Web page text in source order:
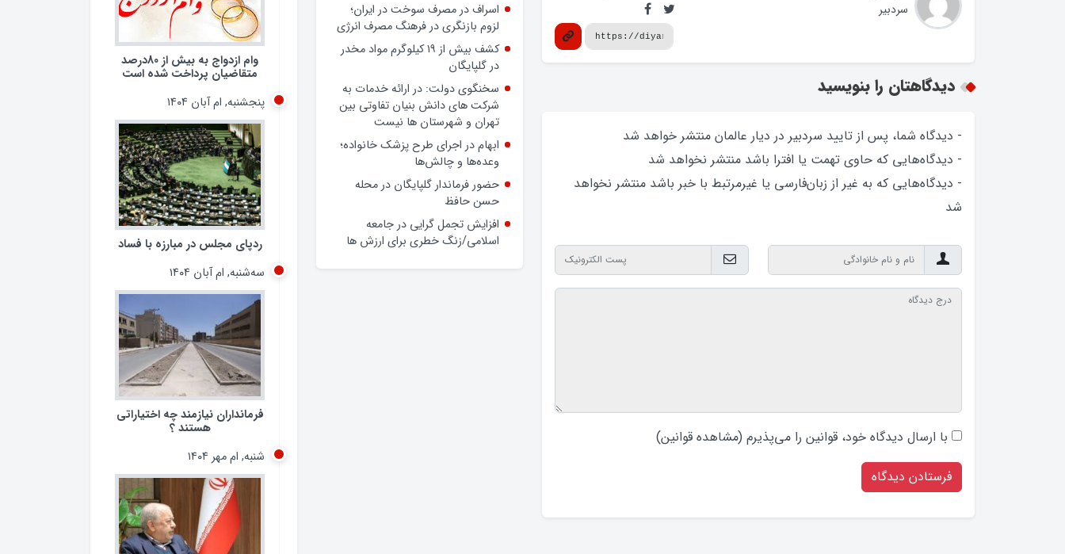
سردبیر
دیدگاهتان را بنویسید
- دیدگاه شما، پس از تایید سردبیر در دیار عالمان منتشر خواهد‌ شد
- دیدگاه‌هایی که حاوی تهمت یا افترا باشد منتشر نخواهد‌ شد
- دیدگاه‌هایی که به غیر از زبان‌فارسی یا غیرمرتبط با خبر باشد منتشر نخواهد‌
شد
با ارسال دیدگاه‌ خود، قوانین را می‌پذیرم (مشاهده قوانین)
اسراف در مصرف سوخت در ایران؛
لزوم بازنگری در فرهنگ مصرف انرژی
کشف بیش از ۱۹ کیلوگرم مواد مخدر
در گلپایگان
سخنگوی دولت: در ارائه خدمات به
شرکت های دانش بنیان تفاوتی بین
تهران و شهرستان ها نیست
ابهام در اجرای طرح پزشک خانواده؛
وعده‌ها و چالش‌ها
حضور فرماندار گلپایگان در محله
حسن حافظ
افزایش تجمل گرایی در جامعه
اسلامی/زنگ خطری برای ارزش ها
وام ازدواج به بیش از 80درصد
متقاضیان پرداخت شده است
پنجشنبه, ام آبان ۱۴۰۴
ردپای مجلس در مبارزه با فساد
سه‌شنبه, ام آبان ۱۴۰۴
فرمانداران نیازمند چه اختیاراتی
هستند ؟
شنبه, ام مهر ۱۴۰۴